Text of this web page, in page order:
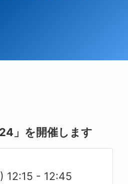
」を開催します
12:15 - 12:45